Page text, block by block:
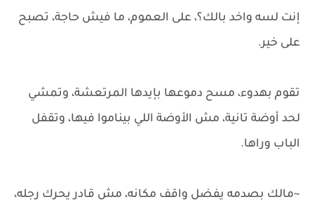
إنت لسه واخد بالك؟، على العموم، ما فيش حاجة، تصبح
على خير.
تقوم بهدوء، مسح دموعها بإيدها المرتعشة، وتمشي
لحد أوضة تانية، مش الأوضة اللي بيناموا فيها، وتقفل
الباب وراها.
~مالك بصدمه يفضل واقف مكانه، مش قادر يحرك رجله،